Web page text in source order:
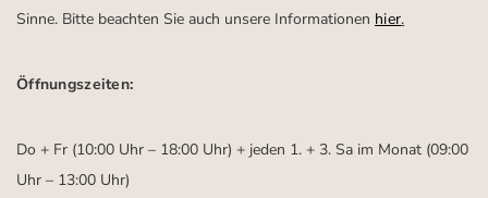
Sinne. Bitte beachten Sie auch unsere Informationen hier.
Öffnungszeiten:
Do + Fr (10:00 Uhr – 18:00 Uhr) + jeden 1. + 3. Sa im Monat (09:00
Uhr – 13:00 Uhr)